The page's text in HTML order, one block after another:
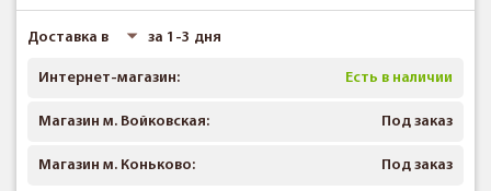
Доставка в за 1-3 дня
Интернет-магазин: Есть в наличии
Магазин м. Войковская: Под заказ
Магазин м. Коньково: Под заказ